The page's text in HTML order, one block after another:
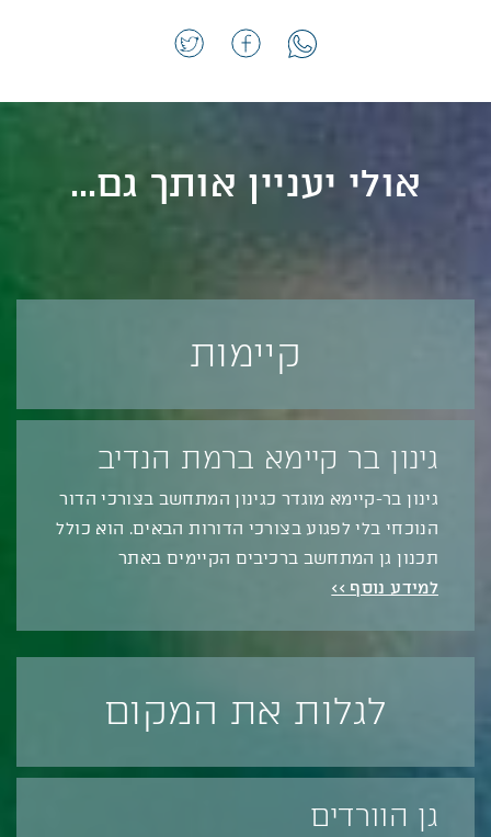
אולי יעניין אותך גם...
קיימות
גינון בר קיימא ברמת הנדיב
גינון בר-קיימא מוגדר כגינון המתחשב בצורכי הדור
הנוכחי בלי לפגוע בצורכי הדורות הבאים. הוא כולל
תכנון גן המתחשב ברכיבים הקיימים באתר
למידע נוסף >>
לגלות את המקום
גן הוורדים